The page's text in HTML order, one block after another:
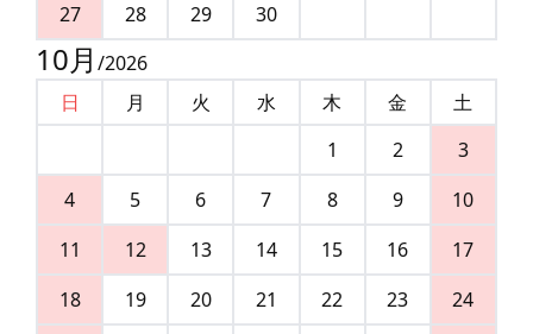
27
28 29 30
10月 /2026
日
月 火 水 木 金
土
1
2
3
4
5 6 7 8 9
10
11
12 13 14 15 16
17
18
19 20 21 22 23
24